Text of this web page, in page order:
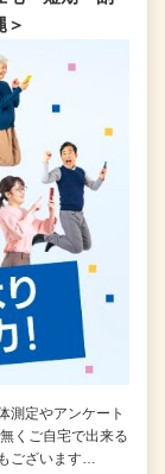
＞
測定やアンケート
くご自宅で出来る
ございます…